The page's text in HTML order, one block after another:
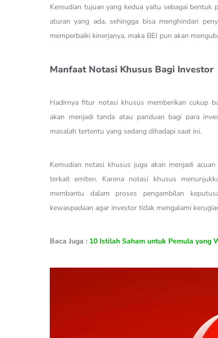
Kemudian tujuan yang kedua yaitu sebagai bentuk
aturan yang ada, sehingga bisa menghindari
memperbaiki kinerjanya, maka BEI pun akan
Manfaat Notasi Khusus Bagi Investor
Hadirnya fitur notasi khusus memberikan cukup
akan menjadi tanda atau panduan bagi para
masalah tertentu yang sedang dihadapi saat ini.
Kemudian notasi khusus juga akan menjadi
terkait emiten. Karena notasi khusus
membantu dalam proses pengambilan
kewaspadaan agar investor tidak mengalami
Baca Juga : 10 Istilah Saham untuk Pemula yang